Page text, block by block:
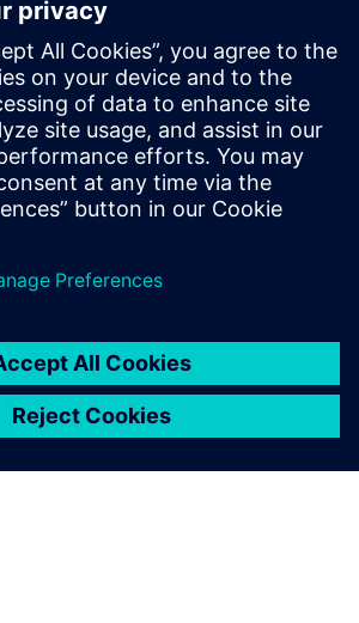
trafikk
finn flaskehalser og handle
produksjonen med SINEC Traffic